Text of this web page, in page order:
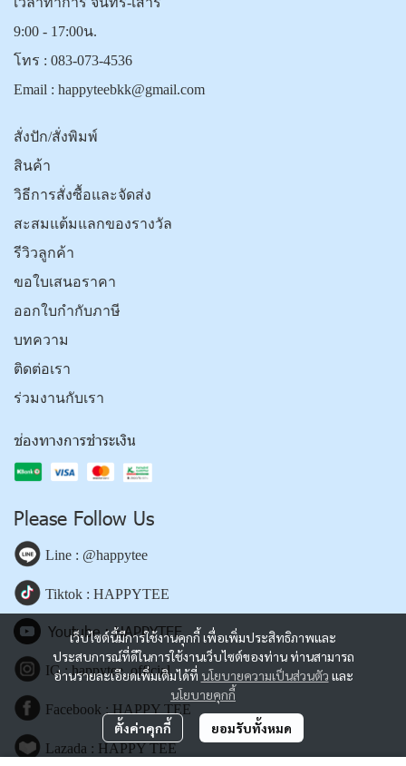
เว็บไซต์นี้มีการใช้งานคุกกี้ เพื่อเพิ่มประสิทธิภาพและ
ประสบการณ์ที่ดีในการใช้งานเว็บไซต์ของท่าน ท่านสามารถ
อ่านรายละเอียดเพิ่มเติมได้ที่ นโยบายความเป็นส่วนตัว และ
นโยบายคุกกี้
ตั้งค่าคุกกี้ ยอมรับทั้งหมด
9:00 - 17:00น.
โทร : 083-073-4536
Email : happyteebkk@gmail.com
สั่งปัก/สั่งพิมพ์
สินค้า
วิธีการสั่งซื้อและจัดส่ง
สะสมแต้มแลกของรางวัล
รีวิวลูกค้า
ขอใบเสนอราคา
ออกใบกำกับภาษี
บทความ
ติดต่อเรา
ร่วมงานกับเรา
ช่องทางการชำระเงิน
Please Follow Us
Line : @happytee
Tiktok : HAPPYTEE
Youtube : HAPPYTEE
IG : happytee_official
Facebook : HAPPY TEE
Lazada : HAPPY TEE